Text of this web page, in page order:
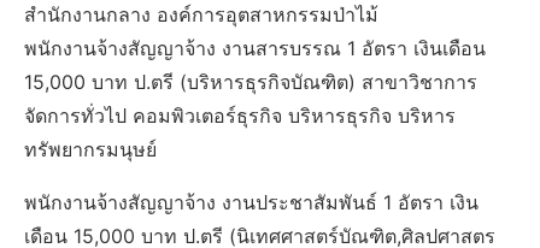
สำนักงานกลาง องค์การอุตสาหกรรมป่าไม้
พนักงานจ้างสัญญาจ้าง งานสารบรรณ 1 อัตรา เงินเดือน
15,000 บาท ป.ตรี (บริหารธุรกิจบัณฑิต) สาขาวิชาการ
จัดการทั่วไป คอมพิวเตอร์ธุรกิจ บริหารธุรกิจ บริหาร
ทรัพยากรมนุษย์
พนักงานจ้างสัญญาจ้าง งานประชาสัมพันธ์ 1 อัตรา เงิน
เดือน 15,000 บาท ป.ตรี (นิเทศศาสตร์บัณฑิต,ศิลปศาสตร